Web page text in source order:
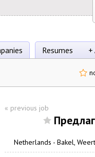
Resumes +
« previous job
Netherlands - Bakel,